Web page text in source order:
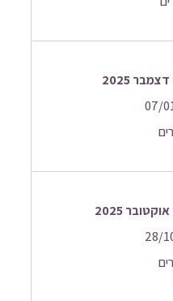
2025
07/
2025
28/